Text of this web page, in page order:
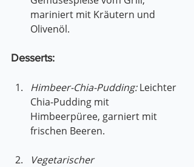
mariniert mit Kräutern und
Olivenöl.
Desserts:
Himbeer-Chia-Pudding: Leichter
Chia-Pudding mit
Himbeerpüree, garniert mit
frischen Beeren.
Vegetarischer